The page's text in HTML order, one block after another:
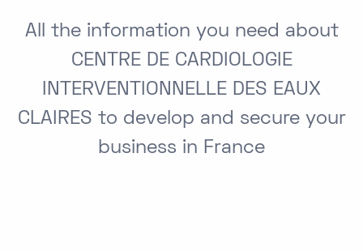
All the information you need about
CENTRE DE CARDIOLOGIE
INTERVENTIONNELLE DES EAUX
CLAIRES to develop and secure your
business in France